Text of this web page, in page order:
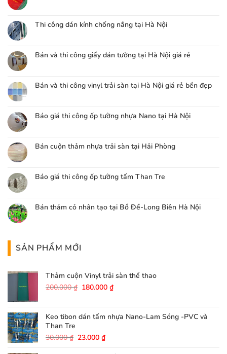
Thi công dán kính chống nắng tại Hà Nội
Bán và thi công giấy dán tường tại Hà Nội giá rẻ
Bán và thi công vinyl trải sàn tại Hà Nội giá rẻ bền đẹp
Báo giá thi công ốp tường nhựa Nano tại Hà Nội
Bán cuộn thảm nhựa trải sàn tại Hải Phòng
Báo giá thi công ốp tường tấm Than Tre
Bán thảm cỏ nhân tạo tại Bồ Đề-Long Biên Hà Nội
SẢN PHẨM MỚI
Thảm cuộn Vinyl trải sàn thể thao
200.000₫ Giá
200.000 ₫.
180.000₫Giá
là:
180.000 ₫.
Keo tibon dán tấm nhựa Nano-Lam Sóng -PVC và
Than Tre
30.000₫ Giá
23.000₫Giá